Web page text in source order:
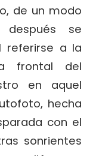
de un modo
se
referirse a la
frontal del
en aquel
hecha
con el
sonrientes